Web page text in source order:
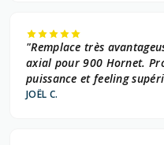
"Remplace très
axial pour 900 Hornet.
puissance et feeling
JOËL C.